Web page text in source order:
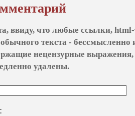
ввиду, что любые ссылки,
текста - бессмысленно
нецензурные
удалены.